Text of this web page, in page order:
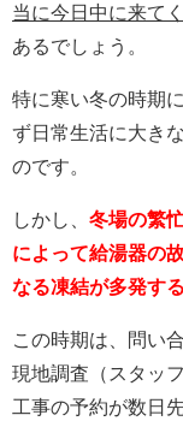
当に今日中に来て
あるでしょう。
特に寒い冬の時期
ず日常生活に大き
のです。
しかし、 冬場の繁
によって給湯器の
なる凍結が多発す
この時期は、問い
現地調査（スタッ
工事の予約が数日